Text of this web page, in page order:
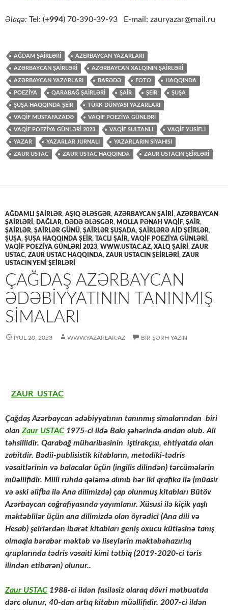
Əlaqə: Tel: (+994) 70-390-39-93 E-mail: zauryazar@mail.ru
AĞDAM ŞAİRLƏRİ AZERBAYCAN YAZARLARI
AZƏRBAYCAN ŞAİRLƏRİ AZƏRBAYCAN XALQININ ŞAİRLƏRİ
AZƏRBAYCAN YAZARLARI BARƏDƏ FOTO HAQQINDA
POEZİYA QARABAĞ ŞAİRLƏRİ ŞAİR ŞEİR ŞUŞA
ŞUŞA HAQQINDA ŞEİR TÜRK DÜNYASI YAZARLARI
VAQİF MUSTAFAZADƏ VAQİF POEZİYA GÜNLƏRİ
VAQİF POEZİYA GÜNLƏRİ 2023 VAQİF SULTANLI VAQİF YUSİFLİ
YAZAR YAZARLAR JURNALI YAZARLARIN SİYAHISI
ZAUR USTAC ZAUR USTAC HAQQINDA ZAUR USTACIN ŞEİRLƏRİ
AĞDAMLI ŞAİRLƏR, AŞIQ ƏLƏSGƏR, AZƏRBAYCAN ŞAİRİ , AZƏRBAYCAN
ŞAİRLƏRİ , DAĞLAR, DƏDƏ ƏLƏSGƏR, MOLLA PƏNAH VAQİF, ŞAİR,
ŞAİRLƏR, ŞAİRLƏR GÜNÜ, ŞAİRLƏR ŞUŞADA, ŞAİRLƏRƏ AİD ŞEİRLƏR,
ŞUŞA, ŞUŞA HAQQINDA ŞEİR, TACLI ŞAİR, VAQİF POEZİYA GÜNLƏRİ ,
VAQİF POEZİYA GÜNLƏRİ 2023, WWW.USTAC.AZ, XALQ ŞAİRİ , ZAUR
USTAC, ZAUR USTAC HAQQINDA, ZAUR USTACIN ŞEİRLƏRİ , ZAUR
USTACIN YENİ ŞEİRLƏRİ
ÇAĞDAŞ AZƏRBAYCAN
ƏDƏBIYYATININ TANINMIŞ
SIMALARI
İYUL 20, 2023 WWW.YAZARLAR.AZ BIR ŞƏRH YAZIN
ZAUR USTAC
Çağdaş Azərbaycan ədəbiyyatının tanınmış simalarından biri
olanZaur USTAC 1975-ci ildə Bakı şəhərində andan olub. Ali
təhsillidir. Qarabağ müharibəsinin iştirakçısı, ehtiyatda olan
zabitdir. Bədii-publisistik kitabların, metodiki-tədris
vəsaitlərinin və balacalar üçün (ingilis dilindən) tərcümələrin
müəllifidir. Milli ruhda qələmə alınıb hər iki qrafika ilə (müasir
və əski əlifba ilə Ana dilimizdə) çap olunmuş kitabları Bütöv
Azərbaycan coğrafiyasında yayımlanır. Xüsusi ilə kiçik yaşlı
məktəblilər üçün ana dilimizdə olan öyrədici (Ana dili və
Hesab) şeirlərdən ibarət kitabları geniş oxucu kütləsinə tanış
olmaqla bərabər məktəb və liseylərin məktəbəhazırlıq
qruplarında tədris vəsaiti kimi tətbiq (2019-2020-ci təris
ilindən etibarən) olunur..
Zaur USTAC 1988-ci ildən fasiləsiz olaraq dövri mətbuatda
dərc olunur, 40-dan artıq kitabın müəllifidir. 2007-ci ildən